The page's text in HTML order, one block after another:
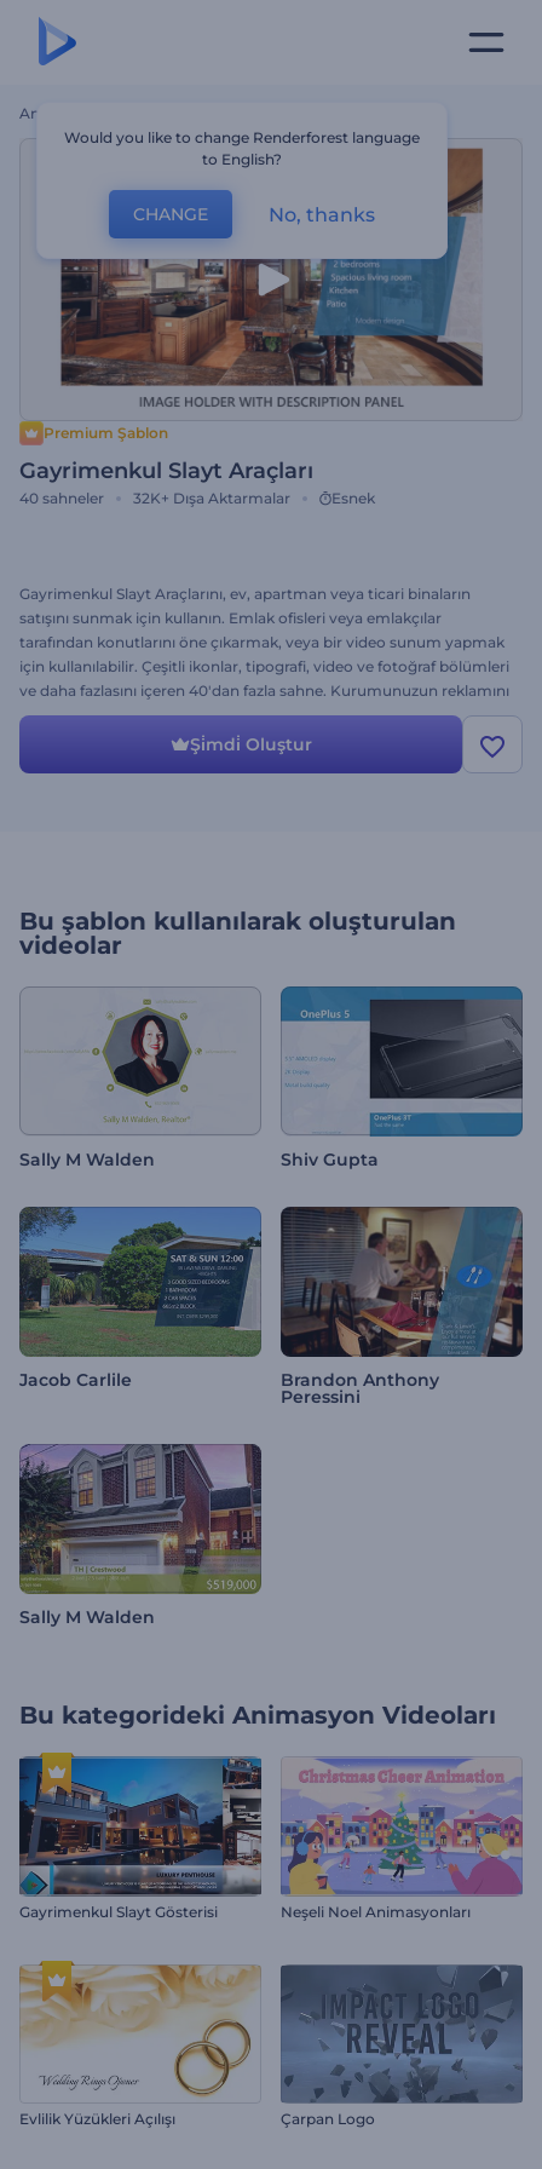
Ana Sayfa
Premium Şablon
Gayrimenkul Slayt Araçları
40 sahneler 32K+ Dışa Aktarmalar Esnek
Gayrimenkul Slayt Araçlarını, ev, apartman veya ticari binaların
satışını sunmak için kullanın. Emlak ofisleri veya emlakçılar
tarafından konutlarını öne çıkarmak, veya bir video sunum yapmak
için kullanılabilir. Çeşitli ikonlar, tipografi, video ve fotoğraf bölümleri
ve daha fazlasını içeren 40'dan fazla sahne. Kurumunuzun reklamını
yapmaya bu çok amaçlı video projesiyle başlayın. Kolayca sahneleri
seçin, yazılarınızı yazın, fotoğraflarınızı seçin, ve render tuşuna
tıklayın.
Şi̇mdi̇ Oluştur
Bu şablon kullanılarak oluşturulan
videolar
Sally M Walden Shiv Gupta
Jacob Carlile Brandon Anthony
Peressini
Sally M Walden
Bu kategorideki Animasyon Videoları
Gayrimenkul Slayt Gösterisi Neşeli Noel Animasyonları
Evlilik Yüzükleri Açılışı Çarpan Logo
Would you like to change Renderforest language
to English?
CHANGE No, thanks